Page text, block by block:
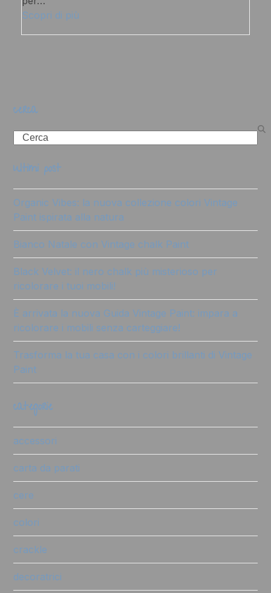
Scopri di più
cerca
Search
ultimi post
Organic Vibes: la nuova collezione colori Vintage
Paint ispirata alla natura
Bianco Natale con Vintage chalk Paint
Black Velvet: il nero chalk più misterioso per
ricolorare i tuoi mobili!
È arrivata la nuova Guida Vintage Paint: impara a
ricolorare i mobili senza carteggiare!
Trasforma la tua casa con i colori brillanti di Vintage
Paint
categorie
accessori
carta da parati
cere
colori
crackle
decoratrici